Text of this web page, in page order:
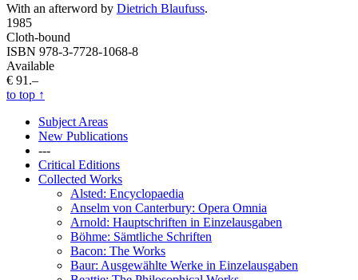
With an afterword by Dietrich Blaufuss.
1985
Cloth-bound
ISBN 978-3-7728-1068-8
Available
€ 91.–
to top ↑
Subject Areas
New Publications
---
Critical Editions
Collected Works
Alsted: Encyclopaedia
Anselm von Canterbury: Opera Omnia
Arnold: Hauptschriften in Einzelausgaben
Böhme: Sämtliche Schriften
Bacon: The Works
Baur: Ausgewählte Werke in Einzelausgaben